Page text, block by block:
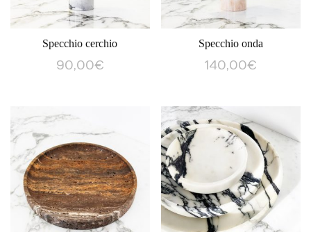
Specchio cerchio
90,00€
Specchio onda
140,00€